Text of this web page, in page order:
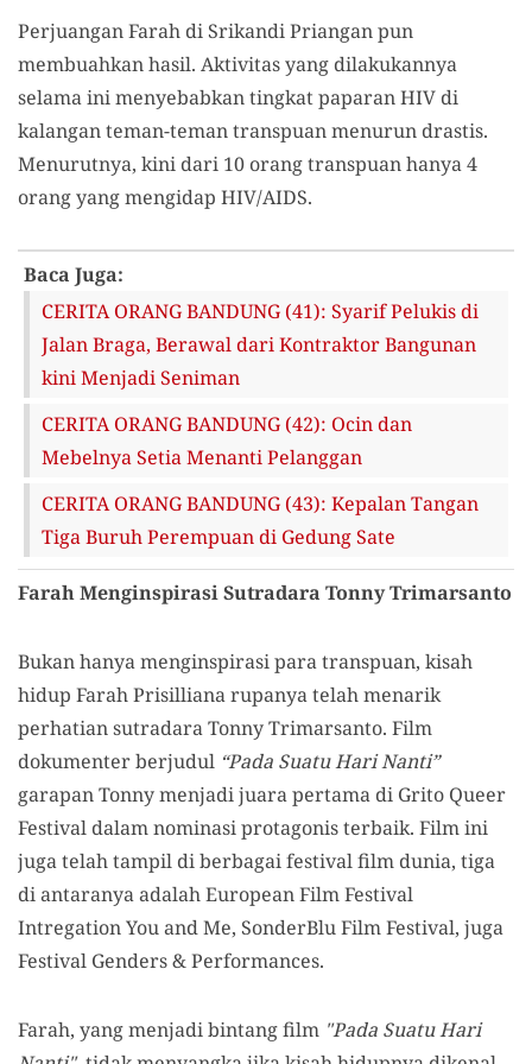
Perjuangan Farah di Srikandi Priangan pun
membuahkan hasil. Aktivitas yang dilakukannya
selama ini menyebabkan tingkat paparan HIV di
kalangan teman-teman transpuan menurun drastis.
Menurutnya, kini dari 10 orang transpuan hanya 4
orang yang mengidap HIV/AIDS.
Baca Juga:
CERITA ORANG BANDUNG (41): Syarif Pelukis di
Jalan Braga, Berawal dari Kontraktor Bangunan
kini Menjadi Seniman
CERITA ORANG BANDUNG (42): Ocin dan
Mebelnya Setia Menanti Pelanggan
CERITA ORANG BANDUNG (43): Kepalan Tangan
Tiga Buruh Perempuan di Gedung Sate
Farah Menginspirasi Sutradara Tonny Trimarsanto
Bukan hanya menginspirasi para transpuan, kisah
hidup Farah Prisilliana rupanya telah menarik
perhatian sutradara Tonny Trimarsanto. Film
dokumenter berjudul “Pada Suatu Hari Nanti”
garapan Tonny menjadi juara pertama di Grito Queer
Festival dalam nominasi protagonis terbaik. Film ini
juga telah tampil di berbagai festival film dunia, tiga
di antaranya adalah European Film Festival
Intregation You and Me, SonderBlu Film Festival, juga
Festival Genders & Performances.
Farah, yang menjadi bintang film "Pada Suatu Hari